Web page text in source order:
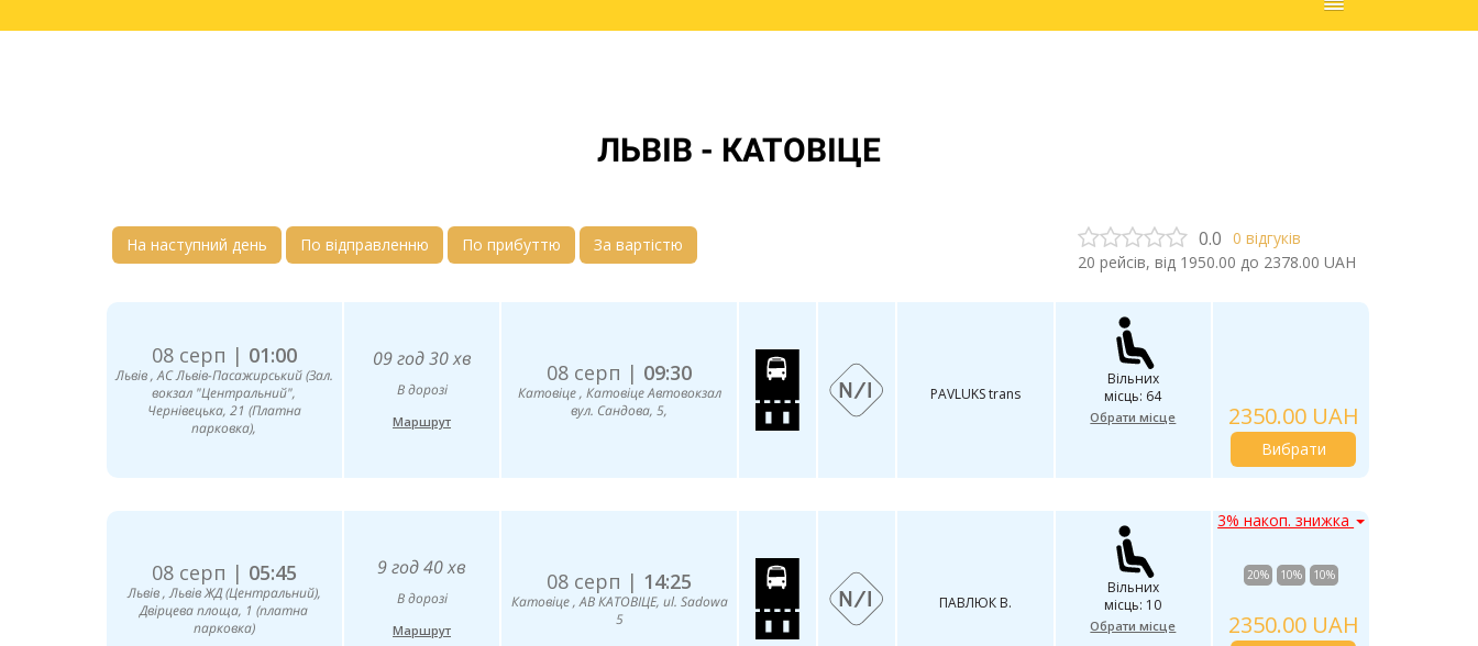
ЛЬВІВ - КАТОВІЦЕ
На наступний день По відправленню По прибуттю За вартістю 0.0 0 відгуків
20 рейсів, від 1950.00 до 2378.00 UAH
08 серп | 01:00
Львів , АС Львів-Пасажирський (Зал.
вокзал "Центральний",
Чернівецька, 21 (Платна
парковка),
09 год 30 хв
В дорозі
Маршрут
08 серп | 09:30
Катовіце , Катовіце Автовокзал
вул. Сандова, 5,
PAVLUKS trans
Вільних
місць: 64
Обрати місце 2350.00 UAH
Вибрати
08 серп | 05:45
Львів , Львів ЖД (Центральний),
Двірцева площа, 1 (платна
парковка)
9 год 40 хв
В дорозі
Маршрут
08 серп | 14:25
Катовіце , АВ КАТОВІЦЕ, ul. Sadowa
5
ПАВЛЮК В.
Вільних
місць: 10
Обрати місце
3% накоп. знижка
20% 10% 10%
2350.00 UAH